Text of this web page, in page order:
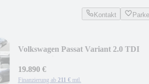
Kontakt
Volkswagen Passat Variant 2.0 TDI
19.890 €
Finanzierung ab 211 € mtl.